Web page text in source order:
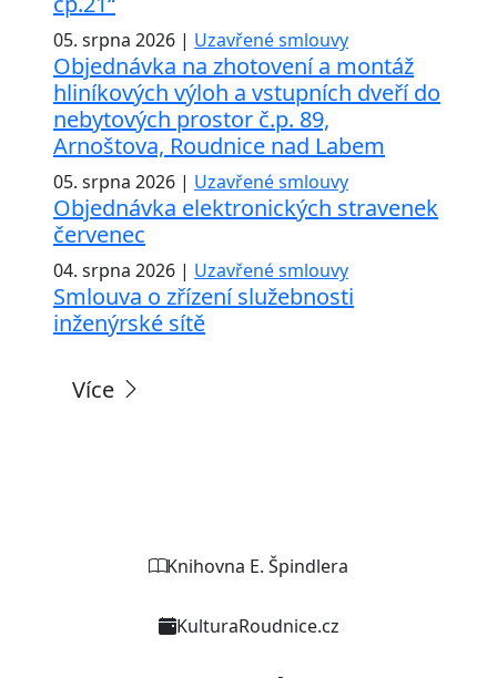
05. srpna 2026 | Uzavřené smlouvy
Objednávka na zhotovení a montáž
hliníkových výloh a vstupních dveří do
nebytových prostor č.p. 89,
Arnoštova, Roudnice nad Labem
05. srpna 2026 | Uzavřené smlouvy
Objednávka elektronických stravenek
červenec
04. srpna 2026 | Uzavřené smlouvy
Smlouva o zřízení služebnosti
inženýrské sítě
Více
Knihovna E. Špindlera
KulturaRoudnice.cz